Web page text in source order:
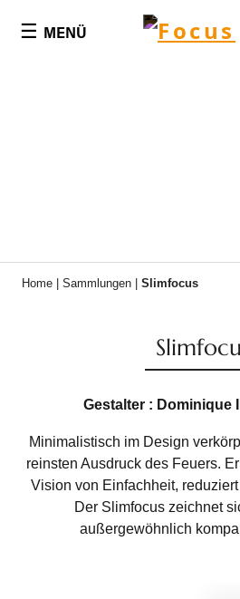
☰ MENÜ
Home Sammlungen Slimfocus
Gestalter : Dominique
Minimalistisch im Design
reinsten Ausdruck des Feuers.
Vision von Einfachheit,
Der Slimfocus zeichnet
außergewöhnlich
Cookie-Einstellungen